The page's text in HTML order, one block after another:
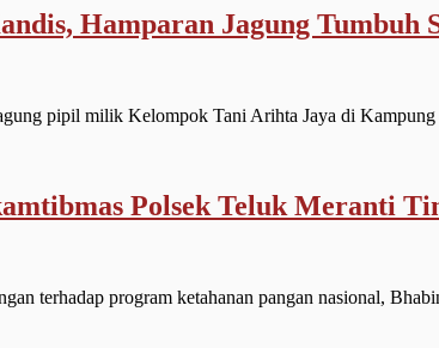
Hamparan Jagung Tumbuh
pipil milik Kelompok Tani Arihta Jaya di
Polsek Teluk Meranti
terhadap program ketahanan pangan nasional,